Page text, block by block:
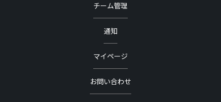
チーム管理
通知
マイページ
お問い合わせ